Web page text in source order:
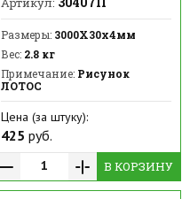
Размеры:3000Х30х4мм
Вес:2.8 кг
Примечание:Рисунок
ЛОТОС
Цена (за штуку):
425 руб.
В КОРЗИНУ